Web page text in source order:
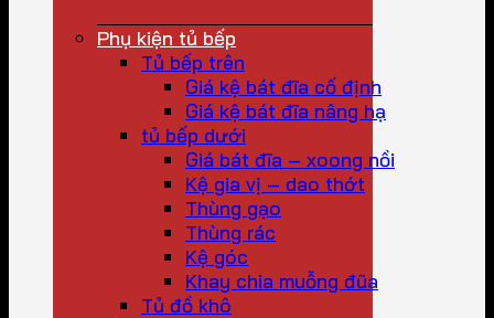
Phụ kiện tủ bếp
Tủ bếp trên
Giá kệ bát đĩa cố định
Giá kệ bát đĩa nâng hạ
tủ bếp dưới
Giá bát đĩa – xoong nồi
Kệ gia vị – dao thớt
Thùng gạo
Thùng rác
Kệ góc
Khay chia muỗng đũa
Tủ đồ khô